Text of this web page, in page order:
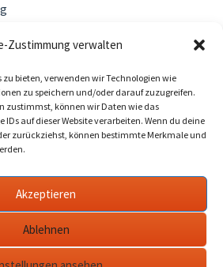
Zustimmung verwalten
zu bieten, verwenden wir Technologien wie
zu speichern und/oder darauf zuzugreifen.
zustimmst, können wir Daten wie das
auf dieser Website verarbeiten. Wenn du deine
zurückziehst, können bestimmte Merkmale und
Akzeptieren
Ablehnen
sechs Schüler begrenzt, damit
herunterladen:
Lernförderung<<